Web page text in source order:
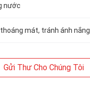
nước
mát, tránh ánh nắng
Gửi Thư Cho Chúng Tôi